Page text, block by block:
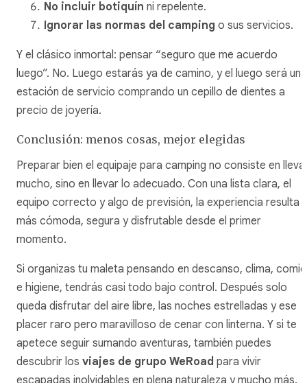
No incluir botiquín ni repelente.
Ignorar las normas del camping o sus servicios.
Y el clásico inmortal: pensar “seguro que me acuerdo
luego”. No. Luego estarás ya de camino, y el luego será una
estación de servicio comprando un cepillo de dientes a
precio de joyería.
Conclusión: menos cosas, mejor elegidas
Preparar bien el equipaje para camping no consiste en
mucho, sino en llevar lo adecuado. Con una lista clara, el
equipo correcto y algo de previsión, la experiencia resulta
más cómoda, segura y disfrutable desde el primer
momento.
Si organizas tu maleta pensando en descanso, clima,
e higiene, tendrás casi todo bajo control. Después solo
queda disfrutar del aire libre, las noches estrelladas y ese
placer raro pero maravilloso de cenar con linterna. Y si te
apetece seguir sumando aventuras, también puedes
descubrir los viajes de grupo WeRoad para vivir